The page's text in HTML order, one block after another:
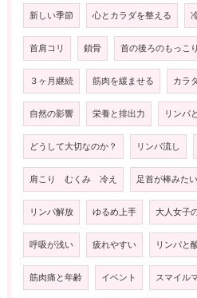
新しい季節 心とカラダを整える
首肩コリ 鎖骨 首の後ろのもっこり
３ヶ月継続 筋肉を緩ませる カラ
自然の影響 栄養と排出力 リンパ
どうして大切なのか？ リンパ流し
肩こり むくみ 冷え 足首が棒みたい
リンパ解放 ゆるめ上手 大人女子
呼吸が浅い 疲れやすい リンパと
筋肉痛と年齢 イベント スマイル